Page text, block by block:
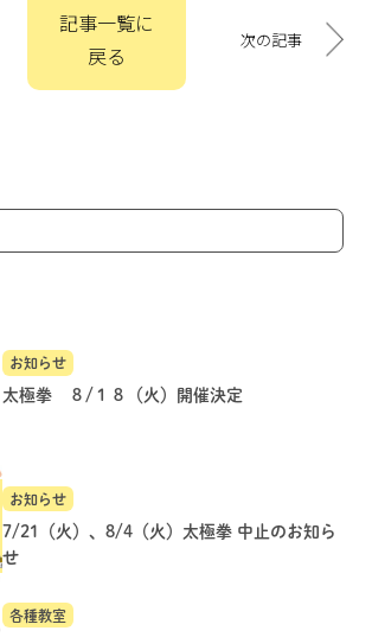
記事一覧に
戻る
次の記事
お知らせ
太極拳 ８/１８（火）開催決定
お知らせ
7/21（火）、8/4（火）太極拳 中止のお知ら
せ
各種教室